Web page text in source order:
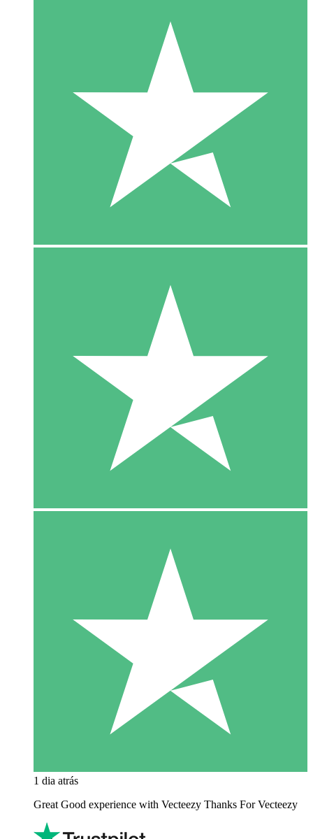
1 dia atrás
Great Good experience with Vecteezy Thanks For Vecteezy